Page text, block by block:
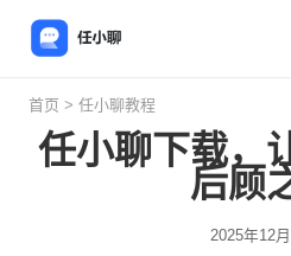
首页 > 任小聊教程
任小聊下载，
后顾
2025年12